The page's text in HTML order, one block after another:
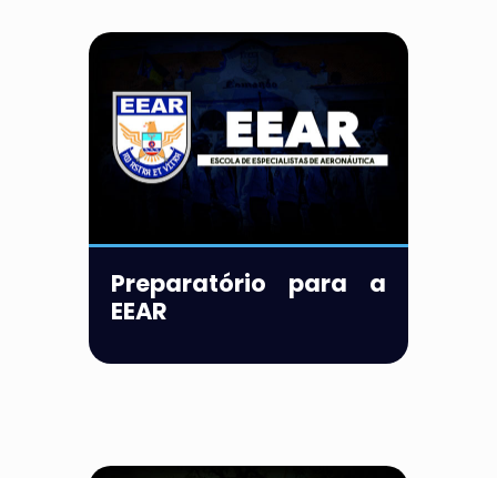
Preparatório para a
EEAR